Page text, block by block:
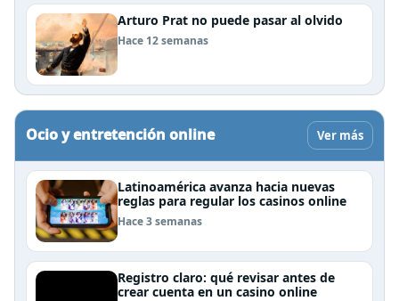
Arturo Prat no puede pasar al olvido
Hace 12 semanas
Ocio y entretención online Ver más
Latinoamérica avanza hacia nuevas
reglas para regular los casinos online
Hace 3 semanas
Registro claro: qué revisar antes de
crear cuenta en un casino online